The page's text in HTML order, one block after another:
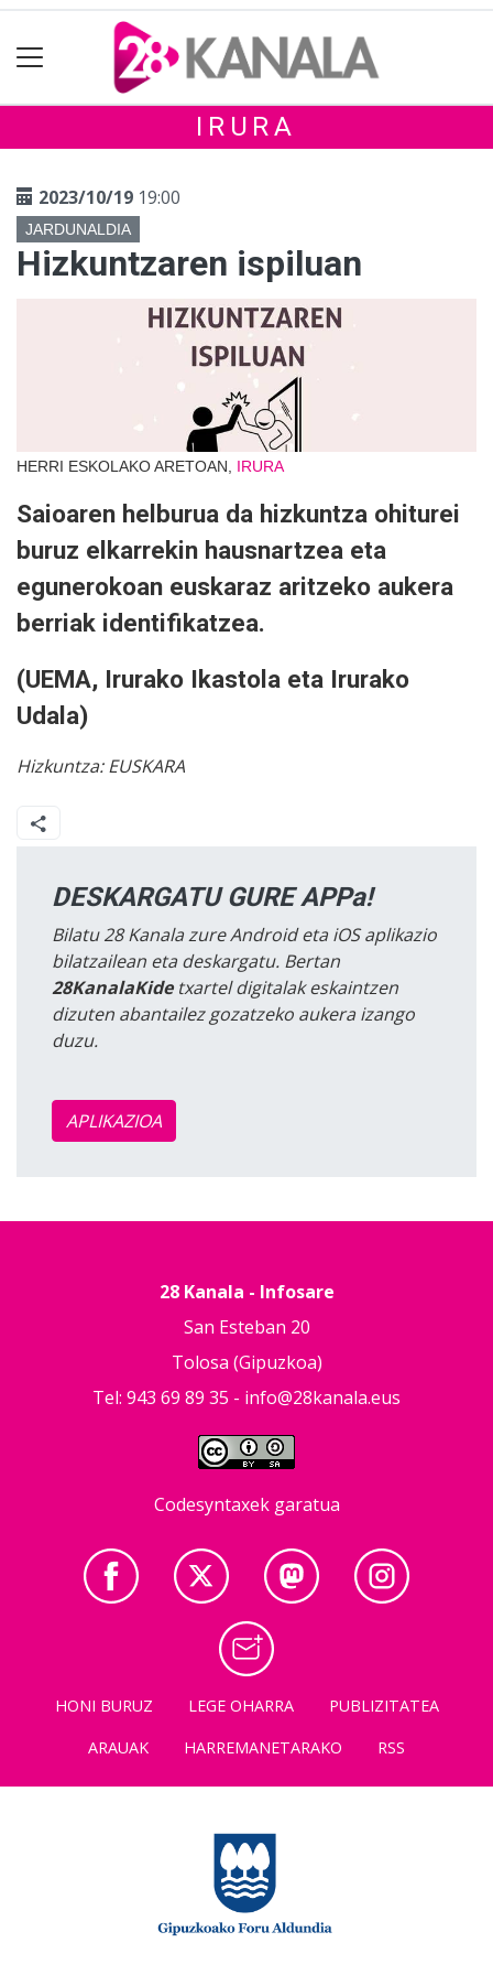
IRURA
2023/10/19 19:00
JARDUNALDIA
Hizkuntzaren ispiluan
HERRI ESKOLAKO ARETOAN, IRURA
Saioaren helburua da hizkuntza ohiturei
buruz elkarrekin hausnartzea eta
egunerokoan euskaraz aritzeko aukera
berriak identifikatzea.
(UEMA, Irurako Ikastola eta Irurako
Udala)
Hizkuntza:EUSKARA
DESKARGATU GURE APPa!
Bilatu 28 Kanala zure Android eta iOS aplikazio
bilatzailean eta deskargatu. Bertan
28KanalaKidetxartel digitalak eskaintzen
dizuten abantailez gozatzeko aukera izango
duzu.
APLIKAZIOA
28 Kanala - Infosare
San Esteban 20
Tolosa (Gipuzkoa)
Tel: 943 69 89 35 - info@28kanala.eus
Codesyntaxek garatua
HONI BURUZ LEGE OHARRA
PUBLIZITATEA
ARAUAK
HARREMANETARAKO RSS